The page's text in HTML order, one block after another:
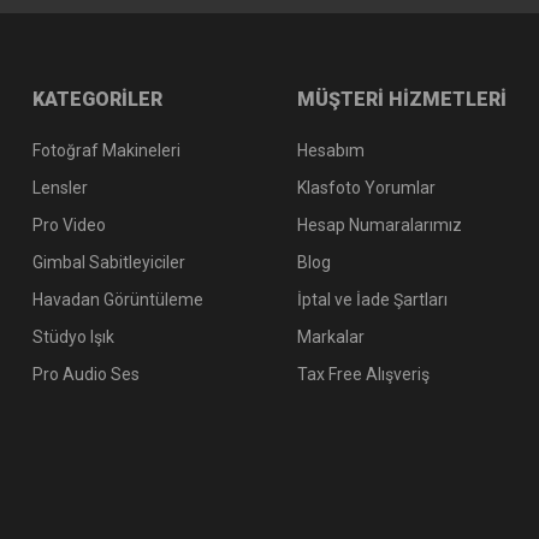
M... Ö... | 08/12/2020
Yorum Yaz
KATEGORİLER
Fotoğraf Makineleri
Lensler
Pro Video
Gimbal Sabitleyiciler
Havadan Görüntüleme
Stüdyo Işık
Pro Audio Ses
MÜŞTERİ HİZMETLERİ
Hesabım
Klasfoto Yorumlar
Hesap Numaralarımız
Blog
İptal ve İade Şartları
Markalar
Tax Free Alışveriş